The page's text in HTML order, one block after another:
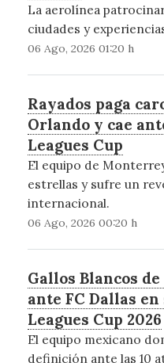
La aerolínea
ciudades y
06 Ago, 2026 01:20 h
Rayados paga
Orlando y cae
Leagues Cup
El equipo de
estrellas y sufre un
internacional.
06 Ago, 2026 00:20 h
Gallos Blancos
ante FC Dallas
Leagues Cup 2026
El equipo mexicano
definición ante las 10